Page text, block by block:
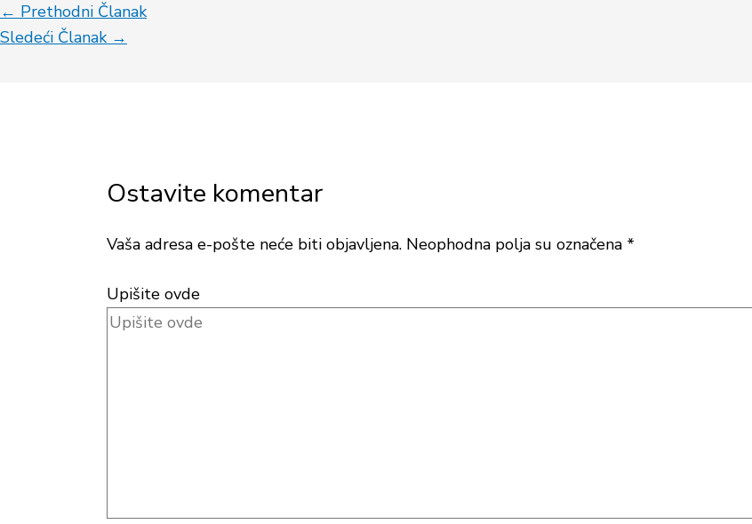
Share
← Prethodni Članak
Sledeći Članak →
Ostavite komentar
Vaša adresa e-pošte neće biti objavljena. Neophodna polja su označena *
Upišite ovde